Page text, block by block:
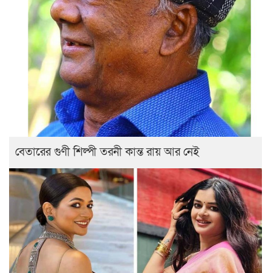
বেতারের গুণী শিল্পী তরনী কান্ত রায় আর নেই